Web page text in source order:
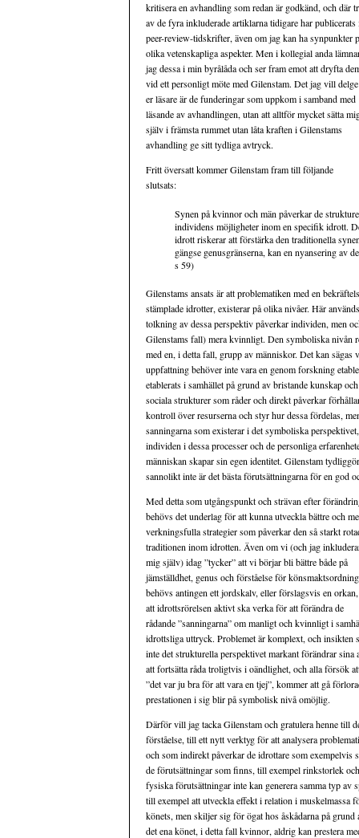
kritisera en avhandling som redan är godkänd, och där
av de fyra inkluderade artiklarna tidigare har publicerats
peer-review-tidskrifter, även om jag kan ha synpunkter
olika vetenskapliga aspekter. Men i kollegial anda
jag dessa i min byrålåda och ser fram emot att dryfta
vid ett personligt möte med Gilenstam. Det jag vill delge
er läsare är de funderingar som uppkom i samband med
läsande av avhandlingen, utan att alltför mycket sätta
själv i främsta rummet utan låta kraften i Gilenstams
avhandling ge sitt tydliga avtryck.
Fritt översatt kommer Gilenstam fram till följande
slutsats:
Synen på kvinnor och män påverkar de
individens möjligheter inom en specifik idrott.
idrott riskerar att förstärka den traditionella
gängse genusgränserna, kan en nyansering av
s 59)
Gilenstams ansats är att problematiken med en
stämplade idrotter, existerar på olika nivåer. Här
tolkning av dessa perspektiv påverkar individen, men
Gilenstams fall) mera kvinnligt. Den symboliska nivån
med en, i detta fall, grupp av människor. Det kan
uppfattning behöver inte vara en genom forskning
etablerats i samhället på grund av bristande kunskap
sociala strukturer som råder och direkt påverkar
kontroll över resurserna och styr hur dessa fördelas,
sanningarna som existerar i det symboliska
individen i dessa processer och de personliga
människan skapar sin egen identitet. Gilenstam
sannolikt inte är det bästa förutsättningarna för en god
Med detta som utgångspunkt och strävan efter
behövs det underlag för att kunna utveckla bättre och
verkningsfulla strategier som påverkar den så starkt
traditionen inom idrotten. Även om vi (och jag
mig själv) idag ”tycker” att vi börjar bli bättre både på
jämställdhet, genus och förståelse för
behövs antingen ett jordskalv, eller förslagsvis en
att idrottsrörelsen aktivt ska verka för att förändra de
rådande ”sanningarna” om manligt och kvinnligt i
idrottsliga uttryck. Problemet är komplext, och insikten
inte det strukturella perspektivet markant förändrar
att fortsätta råda troligtvis i oändlighet, och alla försök
”det var ju bra för att vara en tjej”, kommer att gå
prestationen i sig blir på symbolisk nivå omöjlig.
Därför vill jag tacka Gilenstam och gratulera henne till
förståelse, till ett nytt verktyg för att analysera
och som indirekt påverkar de idrottare som exempelvis
de förutsättningar som finns, till exempel rinkstorlek
fysiska förutsättningar inte kan generera samma typ av
till exempel att utveckla effekt i relation i muskelmassa
könets, men skiljer sig för ögat hos åskådarna på
det ena könet, i detta fall kvinnor, aldrig kan prestera